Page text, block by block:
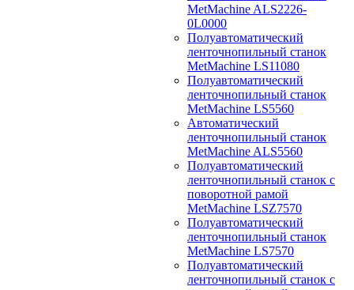
MetMachine ALS2226-
0L0000
Полуавтоматический
ленточнопильный станок
MetMachine LS11080
Полуавтоматический
ленточнопильный станок
MetMachine LS5560
Автоматический
ленточнопильный станок
MetMachine ALS5560
Полуавтоматический
ленточнопильный станок с
поворотной рамой
MetMachine LSZ7570
Полуавтоматический
ленточнопильный станок
MetMachine LS7570
Полуавтоматический
ленточнопильный станок с